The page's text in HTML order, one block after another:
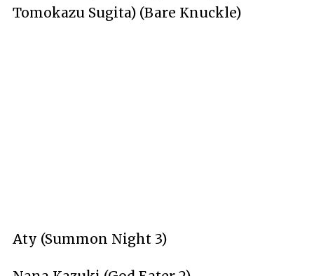
Tomokazu Sugita) (Bare Knuckle)
Aty (Summon Night 3)